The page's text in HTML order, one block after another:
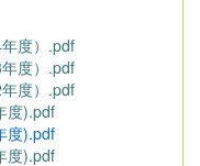
度）.pdf
度）.pdf
度）.pdf
度).pdf
度).pdf
度).pdf